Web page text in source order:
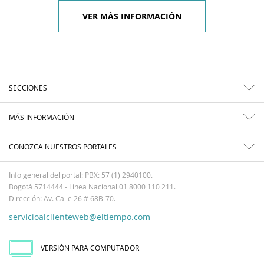
VER MÁS INFORMACIÓN
SECCIONES
MÁS INFORMACIÓN
CONOZCA NUESTROS PORTALES
Info general del portal: PBX: 57 (1) 2940100.
Bogotá 5714444 - Línea Nacional 01 8000 110 211.
Dirección: Av. Calle 26 # 68B-70.
servicioalclienteweb@eltiempo.com
VERSIÓN PARA COMPUTADOR